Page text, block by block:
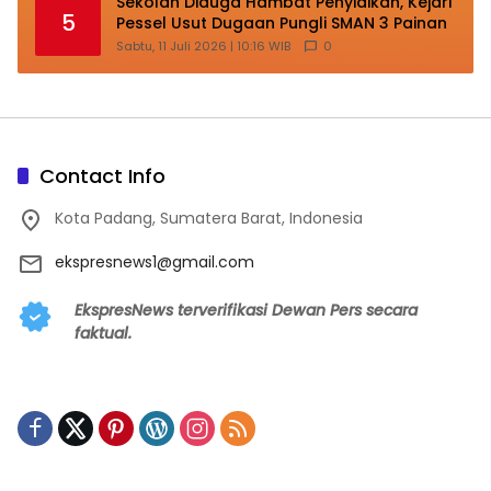
5
Pessel Usut Dugaan Pungli SMAN 3 Painan
Sabtu, 11 Juli 2026 | 10:16 WIB 0
Contact Info
Kota Padang, Sumatera Barat, Indonesia
ekspresnews1@gmail.com
EkspresNews terverifikasi Dewan Pers secara
faktual.